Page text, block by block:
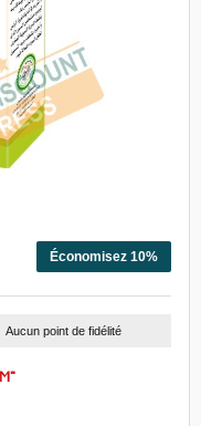
Économisez 10%
Aucun point de fidélité